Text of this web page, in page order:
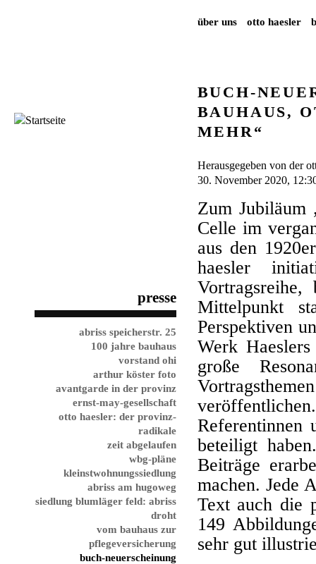
presse
abriss speicherstr. 25
100 jahre bauhaus
vorstand ohi
arthur köster foto
avantgarde in der provinz
ernst-may-gesellschaft
otto haesler: der provinz-
radikale
zeit abgelaufen
wbg-pläne
kleinstwohnungssiedlung
abriss am hugoweg
siedlung blumläger feld: abriss
droht
vom bauhaus zur
pflegeversicherung
buch-neuerscheinung
über uns otto haesler
BUCH-
BAUHAUS,
MEHR“
Herausgegeben von der
30. November 2020,
Zum Jubiläum
Celle im
aus den
haesler
Mittelpunkt
Perspektiven
Werk
große
Referentinnen
beteiligt
Beiträge
machen. Jede
Text auch die
149
sehr gut